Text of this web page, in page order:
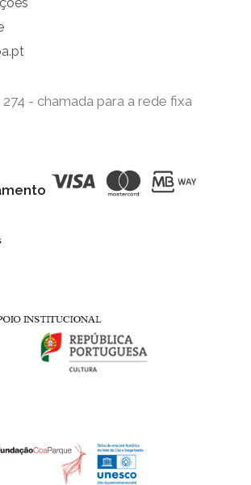
274 - chamada para a rede fixa